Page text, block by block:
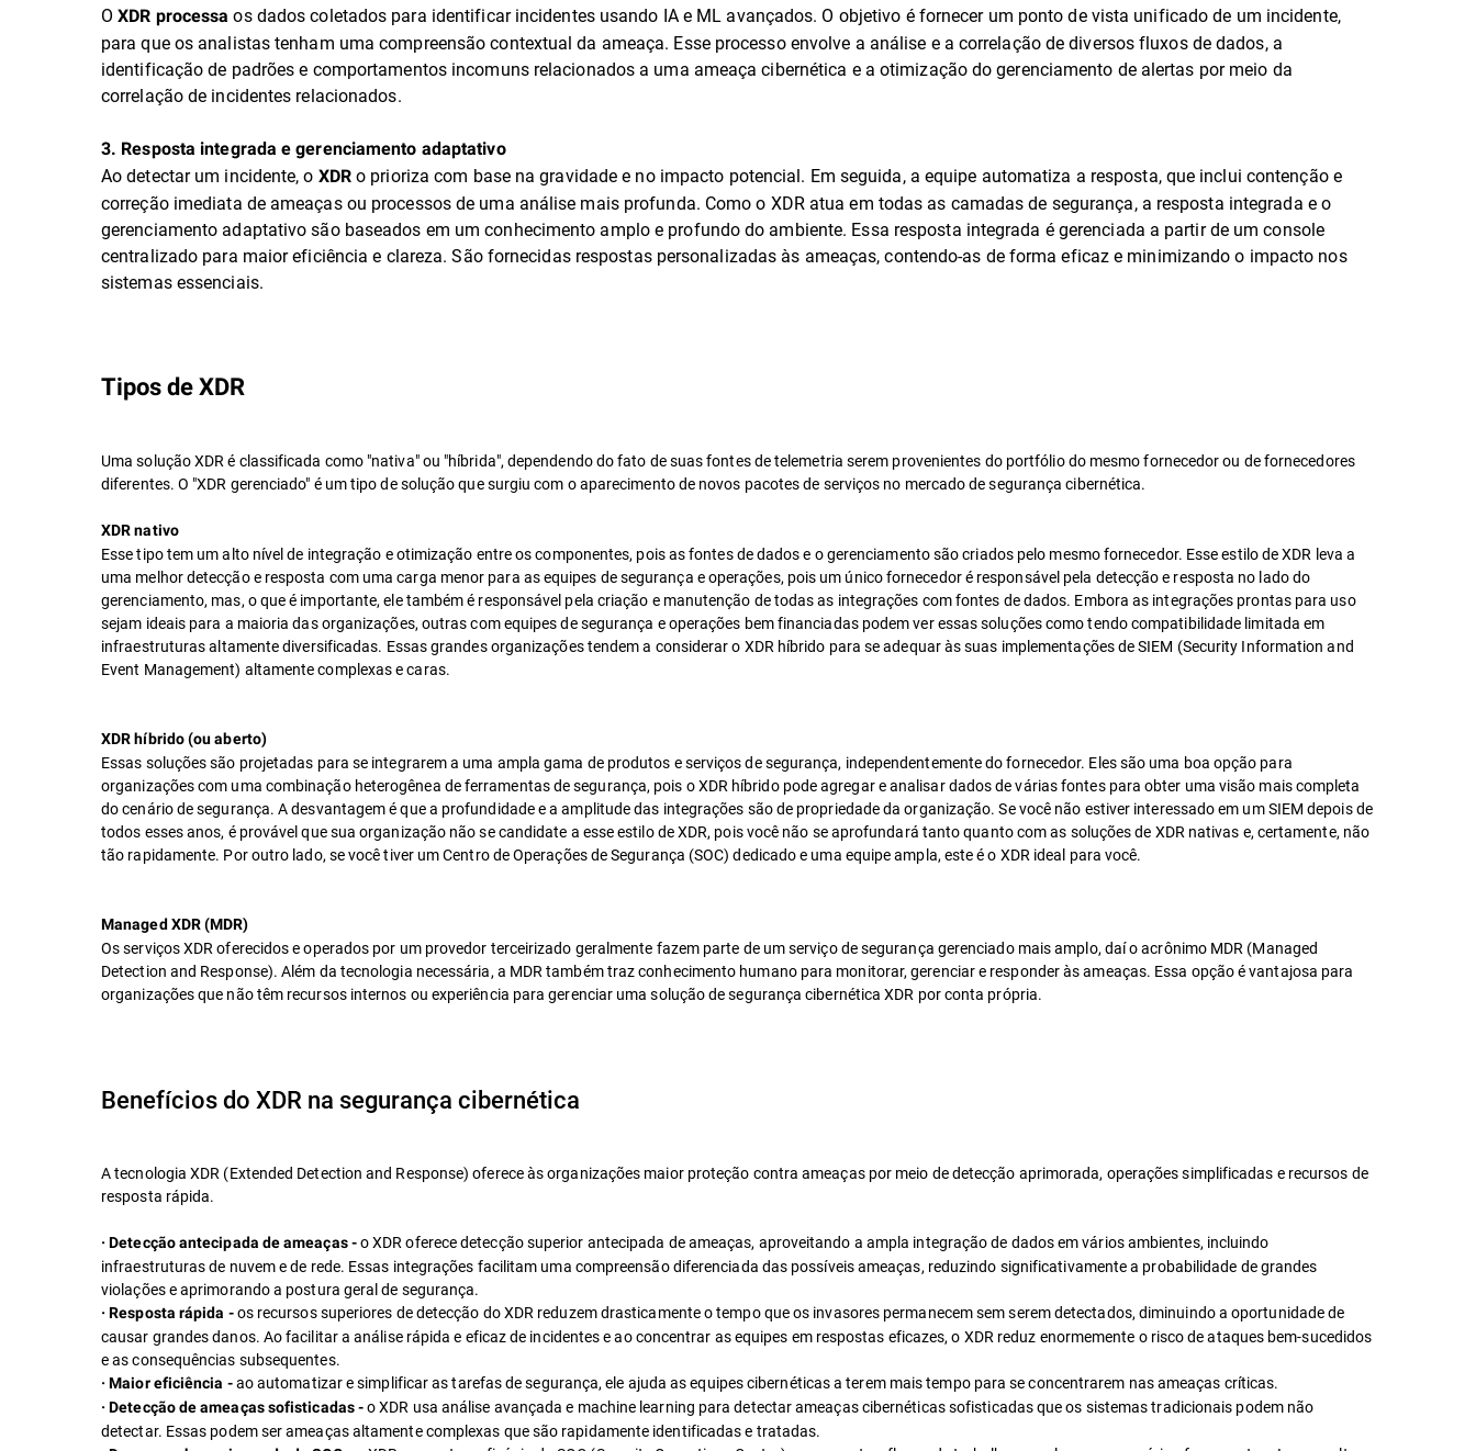
OXDR processa os dados coletados para identificar incidentes usando IA e ML avançados. O objetivo é fornecer um ponto de vista unificado de um incidente,
para que os analistas tenham uma compreensão contextual da ameaça. Esse processo envolve a análise e a correlação de diversos fluxos de dados, a
identificação de padrões e comportamentos incomuns relacionados a uma ameaça cibernética e a otimização do gerenciamento de alertas por meio da
correlação de incidentes relacionados.
3. Resposta integrada e gerenciamento adaptativo
Ao detectar um incidente, o XDR o prioriza com base na gravidade e no impacto potencial. Em seguida, a equipe automatiza a resposta, que inclui contenção e
correção imediata de ameaças ou processos de uma análise mais profunda. Como o XDR atua em todas as camadas de segurança, a resposta integrada e o
gerenciamento adaptativo são baseados em um conhecimento amplo e profundo do ambiente. Essa resposta integrada é gerenciada a partir de um console
centralizado para maior eficiência e clareza. São fornecidas respostas personalizadas às ameaças, contendo-as de forma eficaz e minimizando o impacto nos
sistemas essenciais.
Tipos de XDR
Uma solução XDR é classificada como "nativa" ou "híbrida", dependendo do fato de suas fontes de telemetria serem provenientes do portfólio do mesmo fornecedor ou de fornecedores
diferentes. O "XDR gerenciado" é um tipo de solução que surgiu com o aparecimento de novos pacotes de serviços no mercado de segurança cibernética.
XDR nativo
Esse tipo tem um alto nível de integração e otimização entre os componentes, pois as fontes de dados e o gerenciamento são criados pelo mesmo fornecedor. Esse estilo de XDR leva a
uma melhor detecção e resposta com uma carga menor para as equipes de segurança e operações, pois um único fornecedor é responsável pela detecção e resposta no lado do
gerenciamento, mas, o que é importante, ele também é responsável pela criação e manutenção de todas as integrações com fontes de dados. Embora as integrações prontas para uso
sejam ideais para a maioria das organizações, outras com equipes de segurança e operações bem financiadas podem ver essas soluções como tendo compatibilidade limitada em
infraestruturas altamente diversificadas. Essas grandes organizações tendem a considerar o XDR híbrido para se adequar às suas implementações de SIEM (Security Information and
Event Management) altamente complexas e caras.
XDR híbrido (ou aberto)
Essas soluções são projetadas para se integrarem a uma ampla gama de produtos e serviços de segurança, independentemente do fornecedor. Eles são uma boa opção para
organizações com uma combinação heterogênea de ferramentas de segurança, pois o XDR híbrido pode agregar e analisar dados de várias fontes para obter uma visão mais completa
do cenário de segurança. A desvantagem é que a profundidade e a amplitude das integrações são de propriedade da organização. Se você não estiver interessado em um SIEM depois de
todos esses anos, é provável que sua organização não se candidate a esse estilo de XDR, pois você não se aprofundará tanto quanto com as soluções de XDR nativas e, certamente, não
tão rapidamente. Por outro lado, se você tiver um Centro de Operações de Segurança (SOC) dedicado e uma equipe ampla, este é o XDR ideal para você.
Managed XDR (MDR)
Os serviços XDR oferecidos e operados por um provedor terceirizado geralmente fazem parte de um serviço de segurança gerenciado mais amplo, daí o acrônimo MDR (Managed
Detection and Response). Além da tecnologia necessária, a MDR também traz conhecimento humano para monitorar, gerenciar e responder às ameaças. Essa opção é vantajosa para
organizações que não têm recursos internos ou experiência para gerenciar uma solução de segurança cibernética XDR por conta própria.
Benefícios do XDR na segurança cibernética
A tecnologia XDR (Extended Detection and Response) oferece às organizações maior proteção contra ameaças por meio de detecção aprimorada, operações simplificadas e recursos de
resposta rápida.
· Detecção antecipada de ameaças -o XDR oferece detecção superior antecipada de ameaças, aproveitando a ampla integração de dados em vários ambientes, incluindo
infraestruturas de nuvem e de rede. Essas integrações facilitam uma compreensão diferenciada das possíveis ameaças, reduzindo significativamente a probabilidade de grandes
violações e aprimorando a postura geral de segurança.
· Resposta rápida -os recursos superiores de detecção do XDR reduzem drasticamente o tempo que os invasores permanecem sem serem detectados, diminuindo a oportunidade de
causar grandes danos. Ao facilitar a análise rápida e eficaz de incidentes e ao concentrar as equipes em respostas eficazes, o XDR reduz enormemente o risco de ataques bem-sucedidos
e as consequências subsequentes.
· Maior eficiência -ao automatizar e simplificar as tarefas de segurança, ele ajuda as equipes cibernéticas a terem mais tempo para se concentrarem nas ameaças críticas.
· Detecção de ameaças sofisticadas -o XDR usa análise avançada e machine learning para detectar ameaças cibernéticas sofisticadas que os sistemas tradicionais podem não
detectar. Essas podem ser ameaças altamente complexas que são rapidamente identificadas e tratadas.